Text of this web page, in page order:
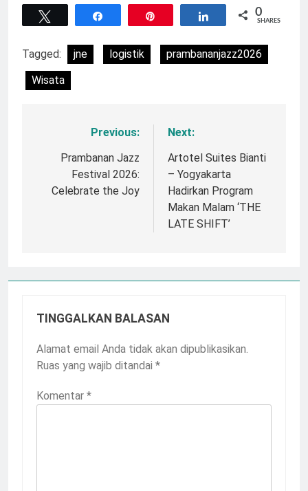
Share 0
SHARES
Tagged: jne logistik
prambananjazz2026
Wisata
Navigasi
pos
Previous:
Prambanan Jazz
Festival 2026:
Celebrate the Joy
Next:
Artotel Suites Bianti
– Yogyakarta
Hadirkan Program
Makan Malam ‘THE
LATE SHIFT’
TINGGALKAN BALASAN
Alamat email Anda tidak akan dipublikasikan.
Ruas yang wajib ditandai *
Komentar *